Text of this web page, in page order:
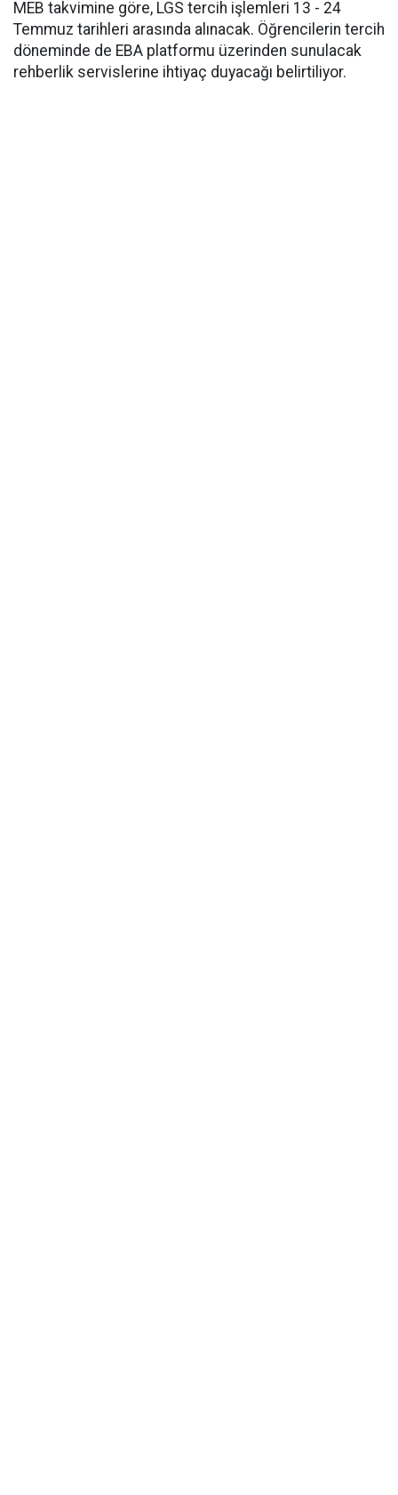
MEB takvimine göre, LGS tercih işlemleri 13 - 24
Temmuz tarihleri arasında alınacak. Öğrencilerin tercih
döneminde de EBA platformu üzerinden sunulacak
rehberlik servislerine ihtiyaç duyacağı belirtiliyor.